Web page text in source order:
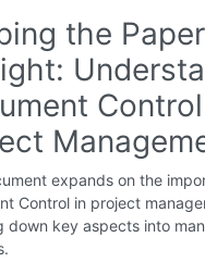
the
expands on the
Control in project
down key aspects into